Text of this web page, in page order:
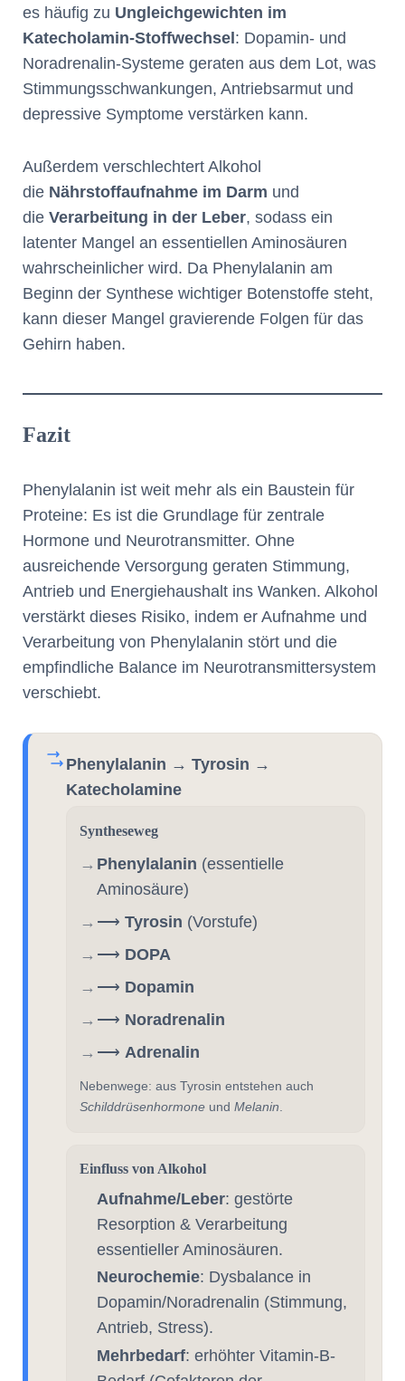
es häufig zu Ungleichgewichten im
Katecholamin-Stoffwechsel : Dopamin- und
Noradrenalin-Systeme geraten aus dem Lot, was
Stimmungsschwankungen, Antriebsarmut und
depressive Symptome verstärken kann.
Außerdem verschlechtert Alkohol
die Nährstoffaufnahme im Darm und
die Verarbeitung in der Leber, sodass ein
latenter Mangel an essentiellen Aminosäuren
wahrscheinlicher wird. Da Phenylalanin am
Beginn der Synthese wichtiger Botenstoffe steht,
kann dieser Mangel gravierende Folgen für das
Gehirn haben.
Fazit
Phenylalanin ist weit mehr als ein Baustein für
Proteine: Es ist die Grundlage für zentrale
Hormone und Neurotransmitter. Ohne
ausreichende Versorgung geraten Stimmung,
Antrieb und Energiehaushalt ins Wanken. Alkohol
verstärkt dieses Risiko, indem er Aufnahme und
Verarbeitung von Phenylalanin stört und die
empfindliche Balance im Neurotransmittersystem
verschiebt.
Phenylalanin → Tyrosin →
Katecholamine
Syntheseweg
Phenylalanin (essentielle
Aminosäure)
⟶Tyrosin (Vorstufe)
⟶ DOPA
⟶ Dopamin
⟶ Noradrenalin
⟶ Adrenalin
Nebenwege: aus Tyrosin entstehen auch
Schilddrüsenhormoneund Melanin
Einfluss von Alkohol
Aufnahme/Leber: gestörte
Resorption & Verarbeitung
essentieller Aminosäuren.
Neurochemie: Dysbalance in
Dopamin/Noradrenalin (Stimmung,
Antrieb, Stress).
Mehrbedarf: erhöhter Vitamin-B-